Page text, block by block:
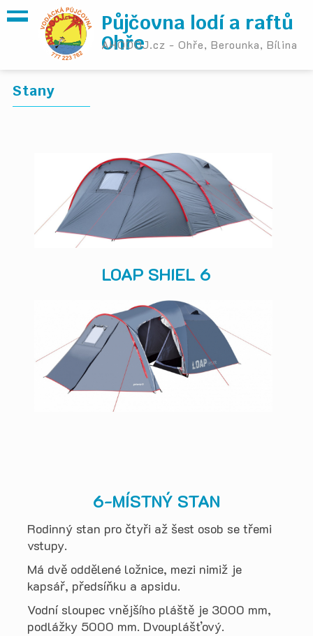
Půjčovna lodí a raftů
Ohře
AHOOOJ.cz - Ohře, Berounka, Bílina
Stany
LOAP SHIEL 6
6-MÍSTNÝ STAN
Rodinný stan pro čtyři až šest osob se třemi
vstupy.
Má dvě oddělené ložnice, mezi nimiž je
kapsář, předsíňku a apsidu.
Vodní sloupec vnějšího pláště je 3000 mm,
podlážky 5000 mm. Dvouplášťový.